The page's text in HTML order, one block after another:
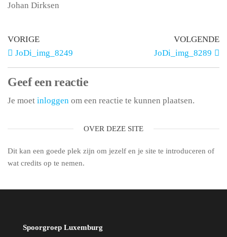
Johan Dirksen
VORIGE
JoDi_img_8249
VOLGENDE
JoDi_img_8289
Geef een reactie
Je moet inloggen om een reactie te kunnen plaatsen.
OVER DEZE SITE
Dit kan een goede plek zijn om jezelf en je site te introduceren of
wat credits op te nemen.
Spoorgroep Luxemburg